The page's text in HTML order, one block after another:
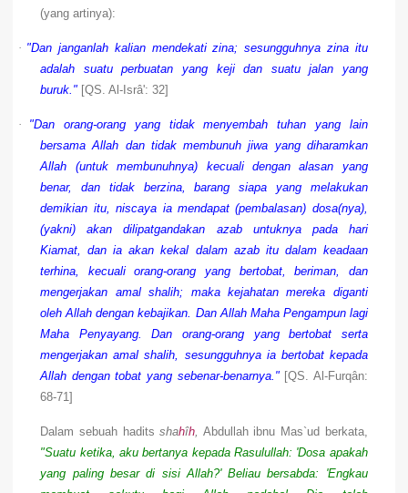
(yang artinya):
· "Dan janganlah kalian mendekati zina; sesungguhnya zina itu
adalah suatu perbuatan yang keji dan suatu jalan yang
buruk." [QS. Al-Isrâ': 32]
·
"Dan orang-orang yang tidak menyembah tuhan yang lain
bersama Allah dan tidak membunuh jiwa yang diharamkan
Allah (untuk membunuhnya) kecuali dengan alasan yang
benar, dan tidak berzina, barang siapa yang melakukan
demikian itu, niscaya ia mendapat (pembalasan) dosa(nya),
(yakni) akan dilipatgandakan azab untuknya pada hari
Kiamat, dan ia akan kekal dalam azab itu dalam keadaan
terhina, kecuali orang-orang yang bertobat, beriman, dan
mengerjakan amal shalih; maka kejahatan mereka diganti
oleh Allah dengan kebajikan. Dan Allah Maha Pengampun lagi
Maha Penyayang. Dan orang-orang yang bertobat serta
mengerjakan amal shalih, sesungguhnya ia bertobat kepada
Allah dengan tobat yang sebenar-benarnya."[QS. Al-Furqân:
68-71]
Dalam sebuah haditsshahîh, Abdullah ibnu Mas`ud berkata,
"Suatu ketika, aku bertanya kepada Rasulullah: 'Dosa apakah
yang paling besar di sisi Allah?' Beliau bersabda: 'Engkau